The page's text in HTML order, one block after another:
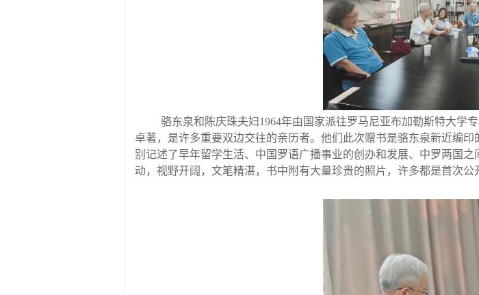
骆东泉和陈庆珠夫妇1964年由国家派往罗马尼亚布加勒斯特大学
卓著，是许多重要双边交往的亲历者。他们此次赠书是骆东泉新近编
别记述了早年留学生活、中国罗语广播事业的创办和发展、中罗两国
动，视野开阔，文笔精湛，书中附有大量珍贵的照片，许多都是首次公